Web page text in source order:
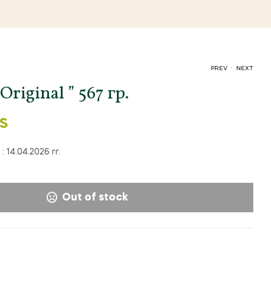
PREV NEXT
” 567 гр.
гг.
Out of stock